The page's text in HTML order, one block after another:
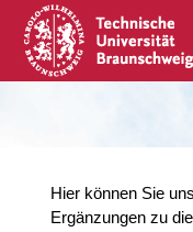
Hier können Sie
Ergänzungen zu